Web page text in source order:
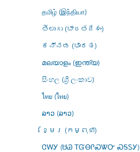
தமிழ் (இந்தியா)
తెలుగు (భారతదేశం)
ಕನ್ನಡ (ಭಾರತ)
മലയാളം (ഇന്ത്യ)
සිංහල (ශ්‍රී ලංකාව)
ไทย (ไทย)
ລາວ (ລາວ)
ខ្មែរ (កម្ពុជា)
ᏣᎳᎩ (ᏌᏊ ᎢᏳᎾᎵᏍᏔᏅ ᏍᎦᏚᎩ)